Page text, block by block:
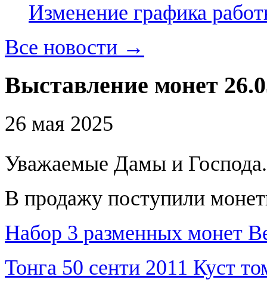
Изменение графика
Все новости →
Выставление монет
26 мая 2025
Уважаемые Дамы и Господа.
В продажу поступили
Набор 3 разменных монет
Тонга 50 сенти 2011 Куст